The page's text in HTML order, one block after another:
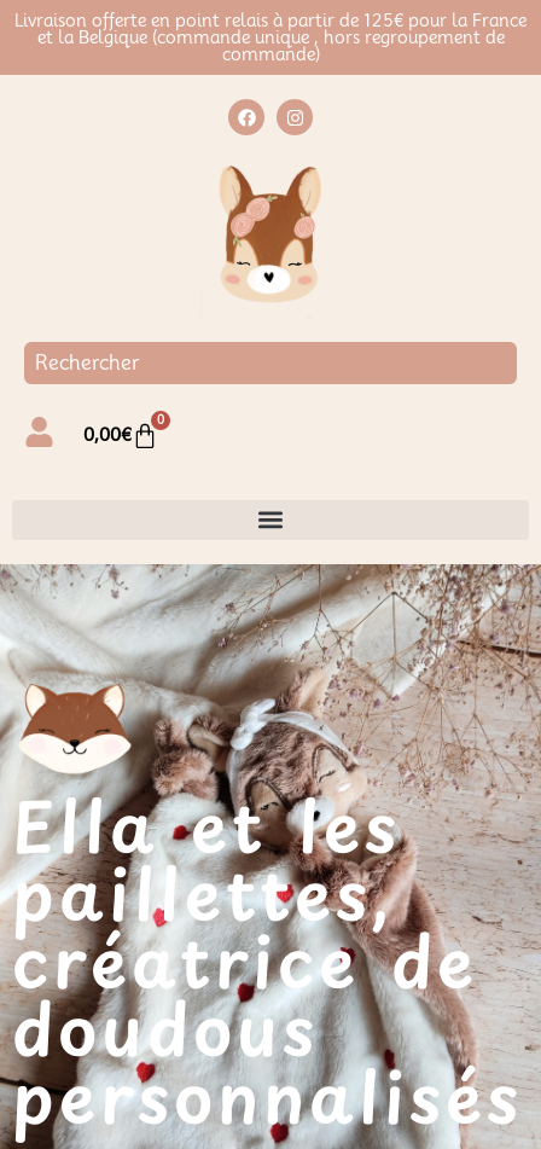
Livraison offerte en point relais à partir de 125€ pour la France
et la Belgique (commande unique , hors regroupement de
commande)
0,00€
0
Ella et les
paillettes,
créatrice de
doudous
personnalisés